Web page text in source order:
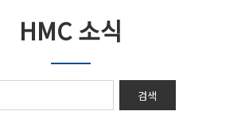
HMC 소식
검색